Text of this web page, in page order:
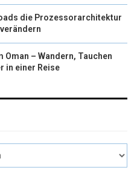
die Prozessorarchitektur
Oman – Wandern, Tauchen
in einer Reise